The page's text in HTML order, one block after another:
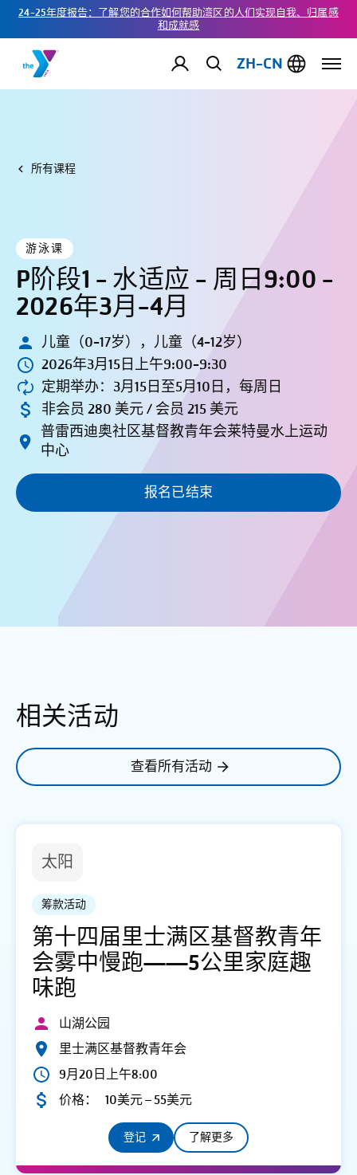
24-25年度报告：了解您的合作如何帮助湾区的人们实现自我、归属感
和成就感
ZH-CN
所有课程
游泳课
P阶段1 - 水适应 - 周日9:00 -
2026年3月-4月
儿童（0-17岁），儿童（4-12岁）
2026年3月15日上午9:00-9:30
定期举办：3月15日至5月10日，每周日
非会员 280 美元 / 会员 215 美元
普雷西迪奥社区基督教青年会莱特曼水上运动
中心
报名已结束
相关活动
查看所有活动
太阳
筹款活动
第十四届里士满区基督教青年
会雾中慢跑——5公里家庭趣
味跑
山湖公园
里士满区基督教青年会
9月20日上午8:00
价格：
10美元 – 55美元
登记 了解更多